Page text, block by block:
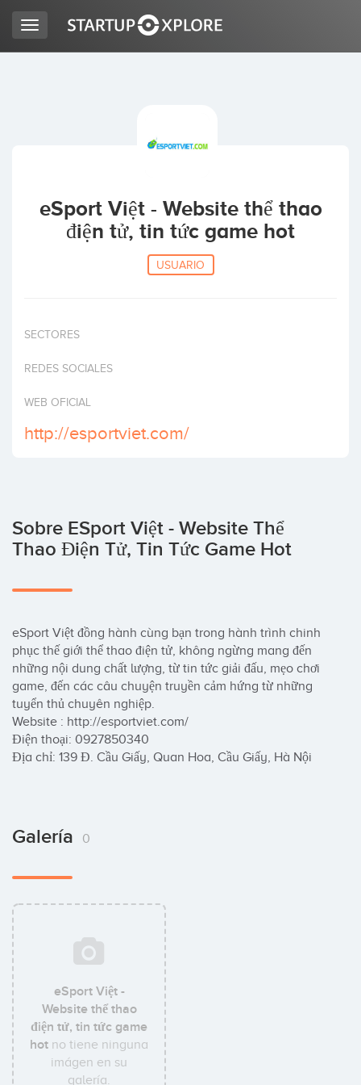
ACCESO
Inicio
Toggle
navigation
eSport Việt - Website thể thao
điện tử, tin tức game hot
USUARIO
SECTORES
REDES SOCIALES
WEB OFICIAL
http://esportviet.com/
Sobre ESport Việt - Website Thể
Thao Điện Tử, Tin Tức Game Hot
eSport Việt đồng hành cùng bạn trong hành trình chinh
phục thế giới thể thao điện tử, không ngừng mang đến
những nội dung chất lượng, từ tin tức giải đấu, mẹo chơi
game, đến các câu chuyện truyền cảm hứng từ những
tuyển thủ chuyên nghiệp.
Website : http://esportviet.com/
Điện thoại: 0927850340
Địa chỉ: 139 Đ. Cầu Giấy, Quan Hoa, Cầu Giấy, Hà Nội
Galería 0
eSport Việt -
Website thể thao
điện tử, tin tức game
hot no tiene ninguna
imágen en su
galería.